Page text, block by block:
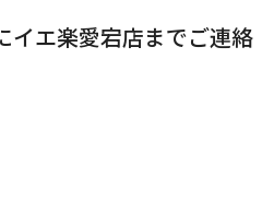
イエ楽愛宕店までご連絡